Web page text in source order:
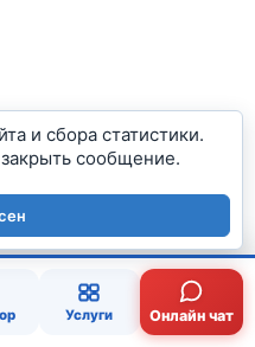
Услуги Онлайн чат
или
офис
и сбора статистики.
сообщение.